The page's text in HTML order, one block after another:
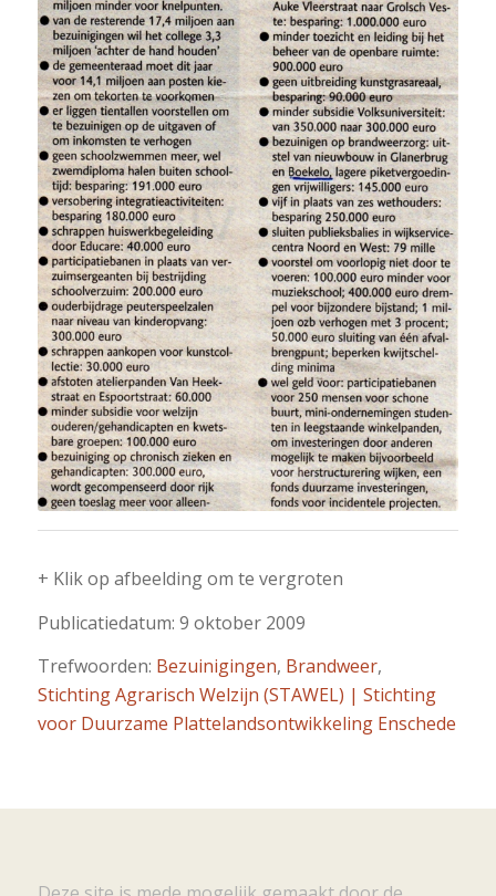
+ Klik op afbeelding om te vergroten
Publicatiedatum: 9 oktober 2009
Trefwoorden: Bezuinigingen, Brandweer,
Stichting Agrarisch Welzijn (STAWEL) | Stichting
voor Duurzame Plattelandsontwikkeling Enschede